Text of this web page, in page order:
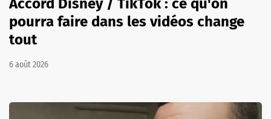
Accord Disney / TikTok : ce qu'on
pourra faire dans les vidéos change
tout
6 août 2026